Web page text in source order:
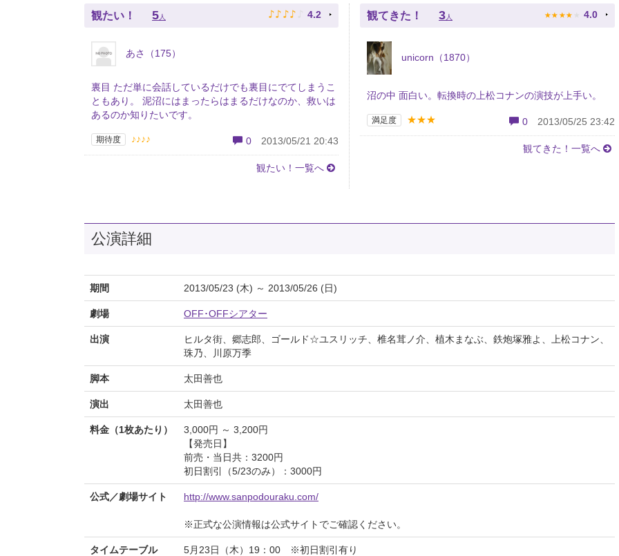
観たい！ 5 人 ♪ ♪ ♪ ♪ ♪ 4.2
あさ（175）
裏目 ただ単に会話しているだけでも裏目にでてしまうこ
ともあり。 泥沼にはまったらはまるだけなのか、救いは
あるのか知りたいです。
期待度 ♪♪♪♪ 0 2013/05/21 20:43
観たい！一覧へ
観てきた！ 3 人 ★ ★ ★ ★ ★ 4.0
unicorn（1870）
沼の中 面白い。転換時の上松コナンの演技が上手い。
満足度 ★★★ 0 2013/05/25 23:42
観てきた！一覧へ
公演詳細
期間 2013/05/23 (木) ～ 2013/05/26 (日)
劇場 OFF･OFFシアター
出演
ヒルタ街、郷志郎、ゴールド☆ユスリッチ、椎名茸ノ介、植木まなぶ、鉄炮塚雅よ、上松コナン、
珠乃、川原万季
脚本 太田善也
演出 太田善也
料金（1枚あたり）
3,000円 ～ 3,200円
【発売日】
前売・当日共：3200円
初日割引（5/23のみ）：3000円
公式／劇場サイト http://www.sanpodouraku.com/
※正式な公演情報は公式サイトでご確認ください。
タイムテーブル
5月23日（木）19：00 ※初日割引有り